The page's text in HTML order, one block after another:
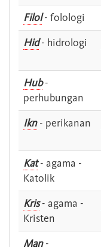
Filol- folologi
Hid- hidrologi
Hub-
perhubungan
Ikn- perikanan
Kat- agama -
Katolik
Kris- agama -
Kristen
Man-